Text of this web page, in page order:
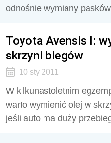
odnośnie wymiany
Toyota Avensis I:
skrzyni biegów
10 sty 2011
W kilkunastoletnim
warto wymienić olej w
jeśli auto ma duży